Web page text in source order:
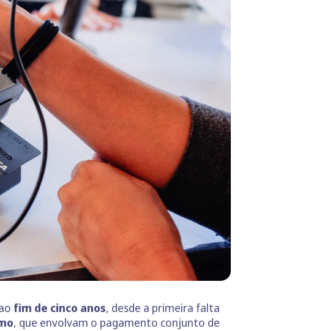
fim de cinco anos, desde a primeira falta
, que envolvam o pagamento conjunto de